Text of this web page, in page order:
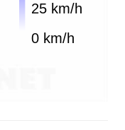
25 km/h
0 km/h